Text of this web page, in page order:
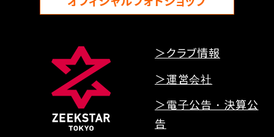
＞クラブ情報
＞運営会社
＞電子公告・決算公
告